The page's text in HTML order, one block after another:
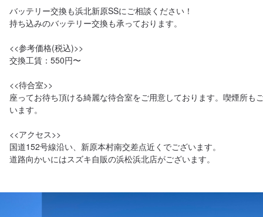
バッテリー交換も浜北新原SSにご相談ください！
持ち込みのバッテリー交換も承っております。
<<参考価格(税込)>>
交換工賃：550円〜
<<待合室>>
座ってお待ち頂ける綺麗な待合室をご用意しております。喫煙所も
います。
<<アクセス>>
国道152号線沿い、新原本村南交差点近くでございます。
道路向かいにはスズキ自販の浜松浜北店がございます。